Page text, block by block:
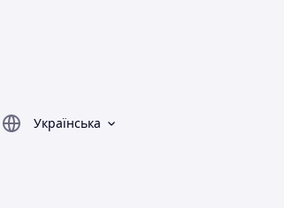
Українська